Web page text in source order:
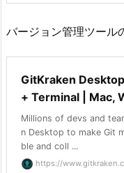
バージョン管理ツール
GitKraken
+ Terminal | Mac,
Millions of devs and
n Desktop to make Git
ble and coll ...
https://